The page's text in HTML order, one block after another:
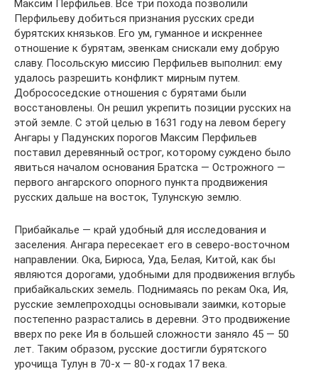
Максим Перфильев. Все три похода позволили
Перфильеву добиться признания русских среди
бурятских князьков. Его ум, гуманное и искреннее
отношение к бурятам, эвенкам снискали ему добрую
славу. Посольскую миссию Перфильев выполнил: ему
удалось разрешить конфликт мирным путем.
Добрососедские отношения с бурятами были
восстановлены. Он решил укрепить позиции русских на
этой земле. С этой целью в 1631 году на левом берегу
Ангары у Падунских порогов Максим Перфильев
поставил деревянный острог, которому суждено было
явиться началом основания Братска — Острожного —
первого ангарского опорного пункта продвижения
русских дальше на восток, Тулунскую землю.
Прибайкалье — край удобный для исследования и
заселения. Ангара пересекает его в северо-восточном
направлении. Ока, Бирюса, Уда, Белая, Китой, как бы
являются дорогами, удобными для продвижения вглубь
прибайкальских земель. Поднимаясь по рекам Ока, Ия,
русские землепроходцы основывали заимки, которые
постепенно разрастались в деревни. Это продвижение
вверх по реке Ия в большей сложности заняло 45 — 50
лет. Таким образом, русские достигли бурятского
урочища Тулун в 70-х — 80-х годах 17 века.